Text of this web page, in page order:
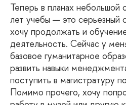
Теперь в планах небольшой
лет учебы — это серьезный
хочу продолжать и
деятельность. Сейчас у
базовое гуманитарное
развить навыки
поступить в магистратуру
Помимо прочего, хочу